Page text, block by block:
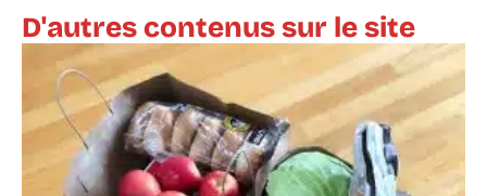
D'autres contenus sur le site